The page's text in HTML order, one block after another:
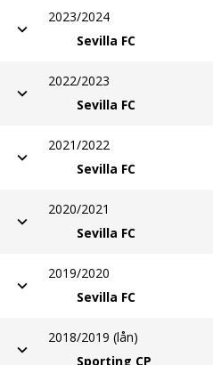
2023/2024
Sevilla FC
2022/2023
Sevilla FC
2021/2022
Sevilla FC
2020/2021
Sevilla FC
2019/2020
Sevilla FC
2018/2019 (lån)
Sporting CP